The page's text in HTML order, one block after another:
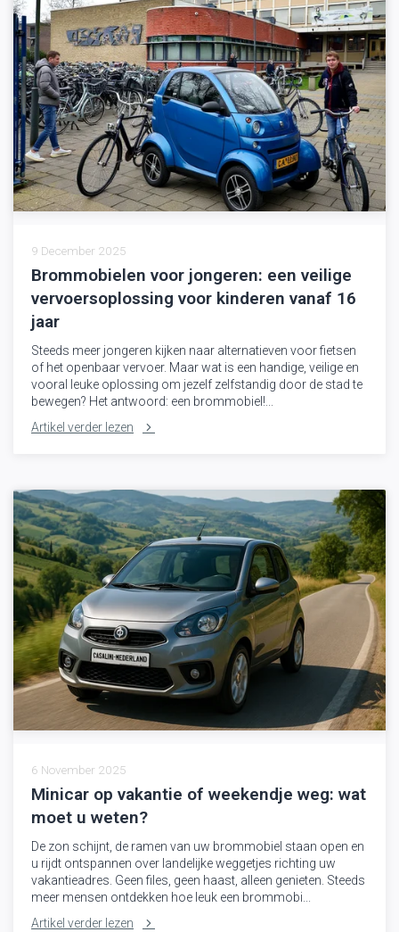
9 December 2025
Brommobielen voor jongeren: een veilige
vervoersoplossing voor kinderen vanaf 16
jaar
Steeds meer jongeren kijken naar alternatieven voor fietsen
of het openbaar vervoer. Maar wat is een handige, veilige en
vooral leuke oplossing om jezelf zelfstandig door de stad te
bewegen? Het antwoord: een brommobiel!...
Artikel verder lezen
6 November 2025
Minicar op vakantie of weekendje weg: wat
moet u weten?
De zon schijnt, de ramen van uw brommobiel staan open en
u rijdt ontspannen over landelijke weggetjes richting uw
vakantieadres. Geen files, geen haast, alleen genieten. Steeds
meer mensen ontdekken hoe leuk een brommobi...
Artikel verder lezen